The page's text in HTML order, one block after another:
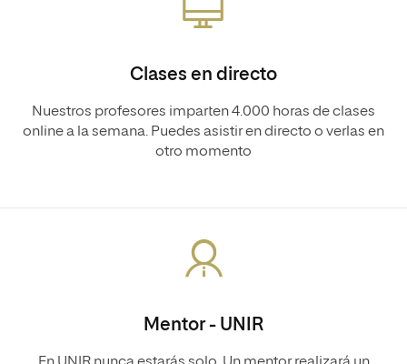
Clases en directo
Nuestros profesores imparten 4.000 horas de clases
online a la semana. Puedes asistir en directo o verlas en
otro momento
Mentor - UNIR